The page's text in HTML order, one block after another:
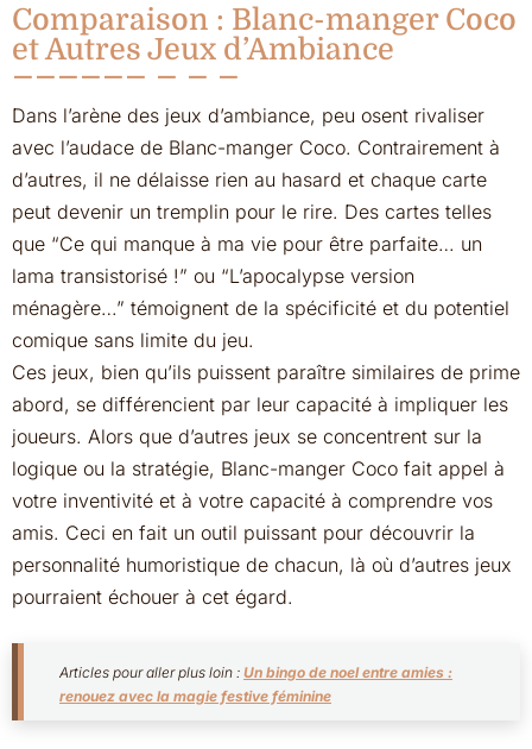
Comparaison : Blanc-manger Coco
et Autres Jeux d’Ambiance
Dans l’arène des jeux d’ambiance, peu osent rivaliser
avec l’audace de Blanc-manger Coco. Contrairement à
d’autres, il ne délaisse rien au hasard et chaque carte
peut devenir un tremplin pour le rire. Des cartes telles
que “Ce qui manque à ma vie pour être parfaite… un
lama transistorisé !” ou “L’apocalypse version
ménagère…” témoignent de la spécificité et du potentiel
comique sans limite du jeu.
Ces jeux, bien qu’ils puissent paraître similaires de prime
abord, se différencient par leur capacité à impliquer les
joueurs. Alors que d’autres jeux se concentrent sur la
logique ou la stratégie, Blanc-manger Coco fait appel à
votre inventivité et à votre capacité à comprendre vos
amis. Ceci en fait un outil puissant pour découvrir la
personnalité humoristique de chacun, là où d’autres jeux
pourraient échouer à cet égard.
Articles pour aller plus loin : Un bingo de noel entre amies :
renouez avec la magie festive féminine